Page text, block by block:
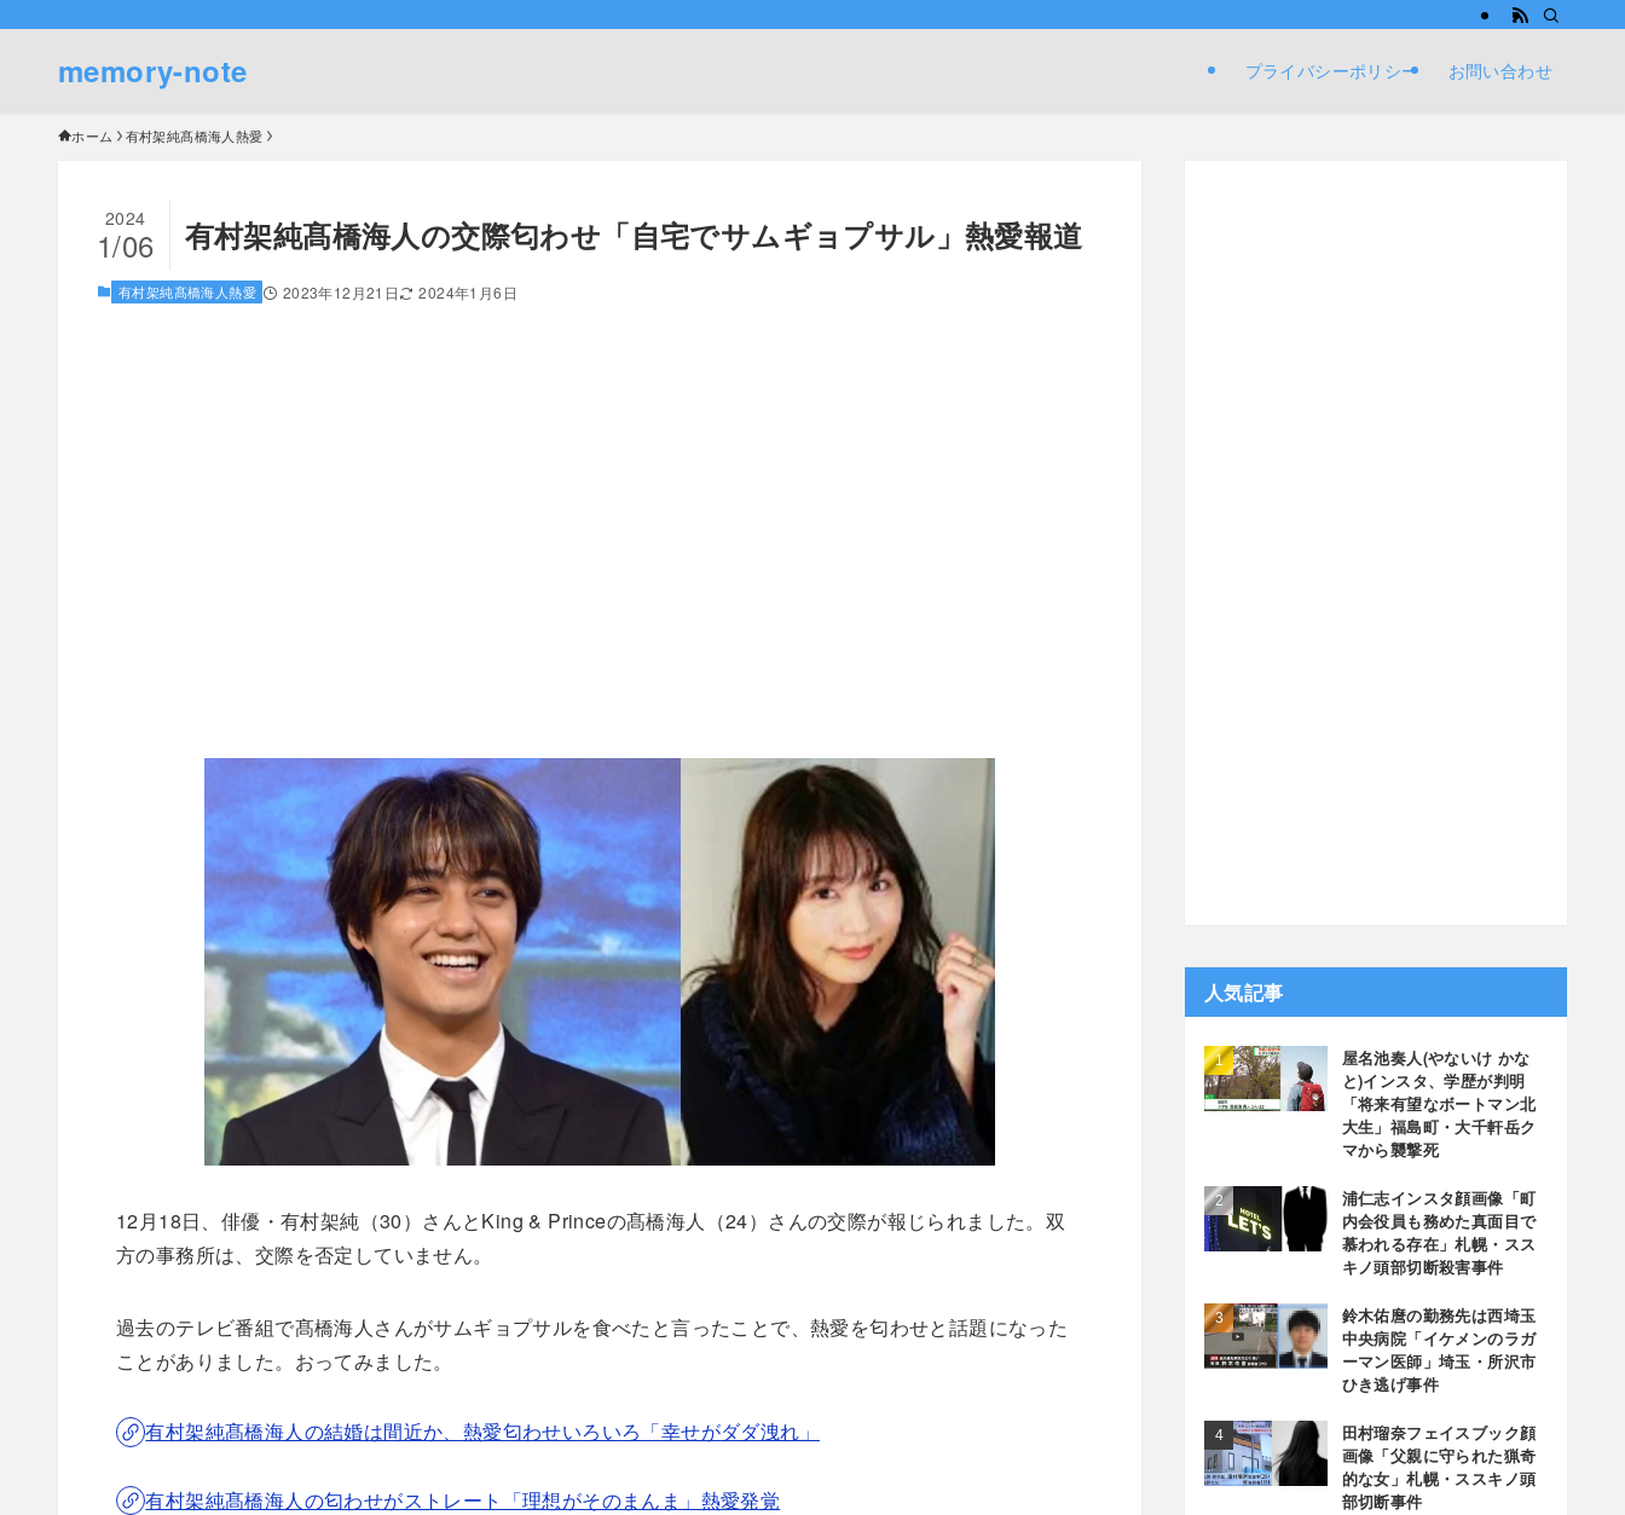
memory-note プライバシーポリシー お問い合わせ
ホーム 有村架純髙橋海人熱愛
有村架純髙橋海人の交際匂わせ「自宅でサムギョプサル」熱愛報道
2024
1/06
有村架純髙橋海人熱愛 2023年12月21日 2024年1月6日
12月18日、俳優・有村架純（30）さんとKing & Princeの髙橋海人（24）さんの交際が報じられました。双
方の事務所は、交際を否定していません。
過去のテレビ番組で髙橋海人さんがサムギョプサルを食べたと言ったことで、熱愛を匂わせと話題になった
ことがありました。おってみました。
有村架純髙橋海人の結婚は間近か、熱愛匂わせいろいろ「幸せがダダ洩れ」
有村架純髙橋海人の匂わせがストレート「理想がそのまんま」熱愛発覚
人気記事
屋名池奏人(やないけ かな
と)インスタ、学歴が判明
「将来有望なボートマン北
大生」福島町・大千軒岳ク
マから襲撃死
浦仁志インスタ顔画像「町
内会役員も務めた真面目で
慕われる存在」札幌・スス
キノ頭部切断殺害事件
鈴木佑麿の勤務先は西埼玉
中央病院「イケメンのラガ
ーマン医師」埼玉・所沢市
ひき逃げ事件
田村瑠奈フェイスブック顔
画像「父親に守られた猟奇
的な女」札幌・ススキノ頭
部切断事件